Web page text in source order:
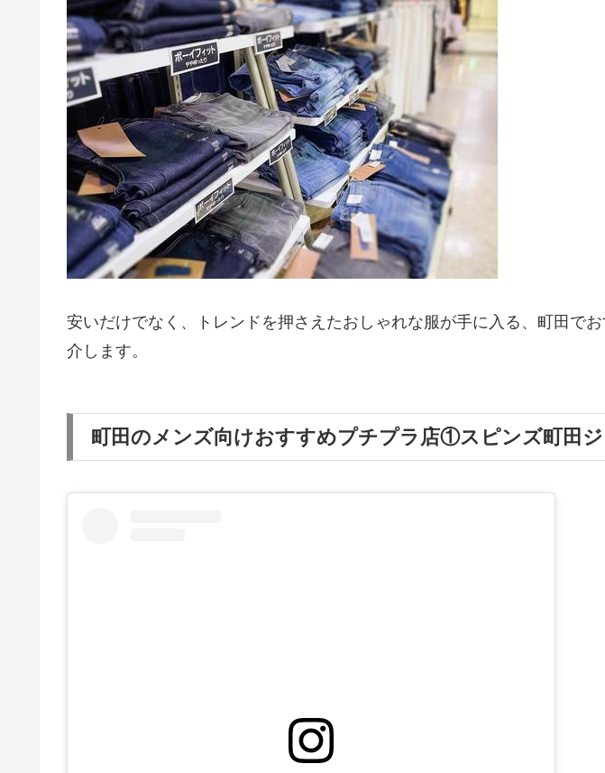
安いだけでなく、トレンドを押さえたおしゃれな服が手に入る、町田で
介します。
町田のメンズ向けおすすめプチプラ店①スピンズ町田